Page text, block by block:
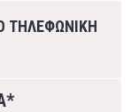
ΤΗΛΕΦΩΝΙΚΗ